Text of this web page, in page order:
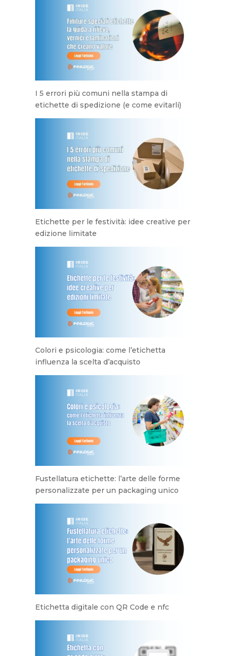
I 5 errori più comuni nella stampa di
etichette di spedizione (e come evitarli)
Etichette per le festività: idee creative per
edizione limitate
Colori e psicologia: come l’etichetta
influenza la scelta d’acquisto
Fustellatura etichette: l’arte delle forme
personalizzate per un packaging unico
Etichetta digitale con QR Code e nfc